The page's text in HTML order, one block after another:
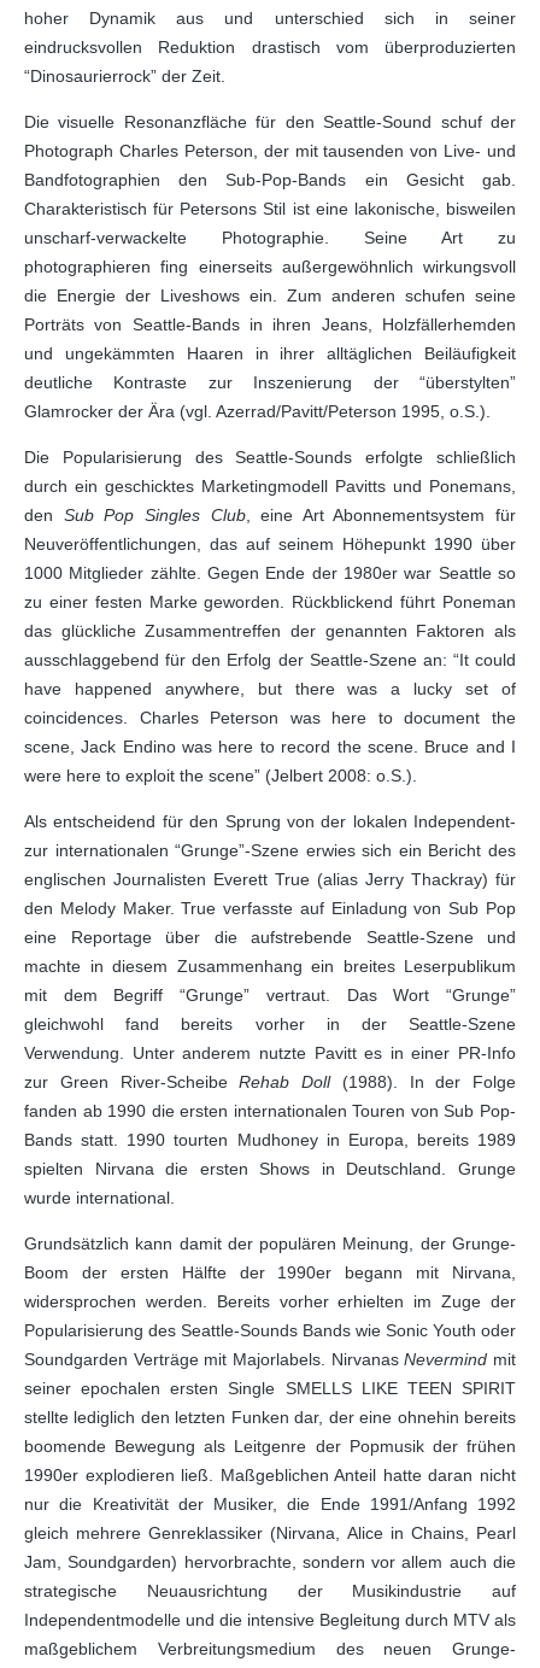
hoher Dynamik aus und unterschied sich in seiner
eindrucksvollen Reduktion drastisch vom überproduzierten
“Dinosaurierrock” der Zeit.
Die visuelle Resonanzfläche für den Seattle-Sound schuf der
Photograph Charles Peterson, der mit tausenden von Live- und
Bandfotographien den Sub-Pop-Bands ein Gesicht gab.
Charakteristisch für Petersons Stil ist eine lakonische, bisweilen
unscharf-verwackelte Photographie. Seine Art zu
photographieren fing einerseits außergewöhnlich wirkungsvoll
die Energie der Liveshows ein. Zum anderen schufen seine
Porträts von Seattle-Bands in ihren Jeans, Holzfällerhemden
und ungekämmten Haaren in ihrer alltäglichen Beiläufigkeit
deutliche Kontraste zur Inszenierung der “überstylten”
Glamrocker der Ära (vgl. Azerrad/Pavitt/Peterson 1995, o.S.).
Die Popularisierung des Seattle-Sounds erfolgte schließlich
durch ein geschicktes Marketingmodell Pavitts und Ponemans,
den Sub Pop Singles Club, eine Art Abonnementsystem für
Neuveröffentlichungen, das auf seinem Höhepunkt 1990 über
1000 Mitglieder zählte. Gegen Ende der 1980er war Seattle so
zu einer festen Marke geworden. Rückblickend führt Poneman
das glückliche Zusammentreffen der genannten Faktoren als
ausschlaggebend für den Erfolg der Seattle-Szene an: “It could
have happened anywhere, but there was a lucky set of
coincidences. Charles Peterson was here to document the
scene, Jack Endino was here to record the scene. Bruce and I
were here to exploit the scene” (Jelbert 2008: o.S.).
Als entscheidend für den Sprung von der lokalen Independent-
zur internationalen “Grunge”-Szene erwies sich ein Bericht des
englischen Journalisten Everett True (alias Jerry Thackray) für
den Melody Maker. True verfasste auf Einladung von Sub Pop
eine Reportage über die aufstrebende Seattle-Szene und
machte in diesem Zusammenhang ein breites Leserpublikum
mit dem Begriff “Grunge” vertraut. Das Wort “Grunge”
gleichwohl fand bereits vorher in der Seattle-Szene
Verwendung. Unter anderem nutzte Pavitt es in einer PR-Info
zur Green River-ScheibeRehab Doll(1988). In der Folge
fanden ab 1990 die ersten internationalen Touren von Sub Pop-
Bands statt. 1990 tourten Mudhoney in Europa, bereits 1989
spielten Nirvana die ersten Shows in Deutschland. Grunge
wurde international.
Grundsätzlich kann damit der populären Meinung, der Grunge-
Boom der ersten Hälfte der 1990er begann mit Nirvana,
widersprochen werden. Bereits vorher erhielten im Zuge der
Popularisierung des Seattle-Sounds Bands wie Sonic Youth oder
Soundgarden Verträge mit Majorlabels. NirvanasNevermind mit
seiner epochalen ersten Single SMELLS LIKE TEEN SPIRIT
stellte lediglich den letzten Funken dar, der eine ohnehin bereits
boomende Bewegung als Leitgenre der Popmusik der frühen
1990er explodieren ließ. Maßgeblichen Anteil hatte daran nicht
nur die Kreativität der Musiker, die Ende 1991/Anfang 1992
gleich mehrere Genreklassiker (Nirvana, Alice in Chains, Pearl
Jam, Soundgarden) hervorbrachte, sondern vor allem auch die
strategische Neuausrichtung der Musikindustrie auf
Independentmodelle und die intensive Begleitung durch MTV als
maßgeblichem Verbreitungsmedium des neuen Grunge-